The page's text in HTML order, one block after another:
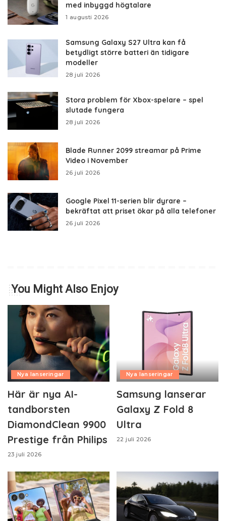
med inbyggd högtalare
1 augusti 2026
Samsung Galaxy S27 Ultra kan få
betydligt större batteri än tidigare
modeller
28 juli 2026
Stora problem för Xbox-spelare – spel
slutade fungera
28 juli 2026
Blade Runner 2099 streamar på Prime
Video i November
26 juli 2026
Google Pixel 11-serien blir dyrare –
bekräftat att priset ökar på alla telefoner
26 juli 2026
You Might Also Enjoy
Nya lanseringar
Här är nya AI-
tandborsten
DiamondClean 9900
Prestige från Philips
23 juli 2026
Nya lanseringar
Samsung lanserar
Galaxy Z Fold 8
Ultra
22 juli 2026